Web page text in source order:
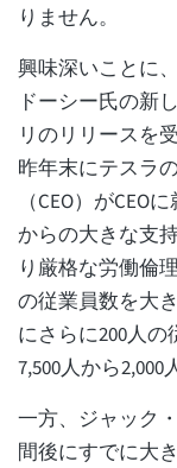
りません。
興味深いことに
ドーシー氏の新
リのリリースを
昨年末にテスラ
（CEO）が
からの大きな支
り厳格な労働倫
の従業員数を大
にさらに200人
7,500人から
一方、ジャック
間後にすでに大